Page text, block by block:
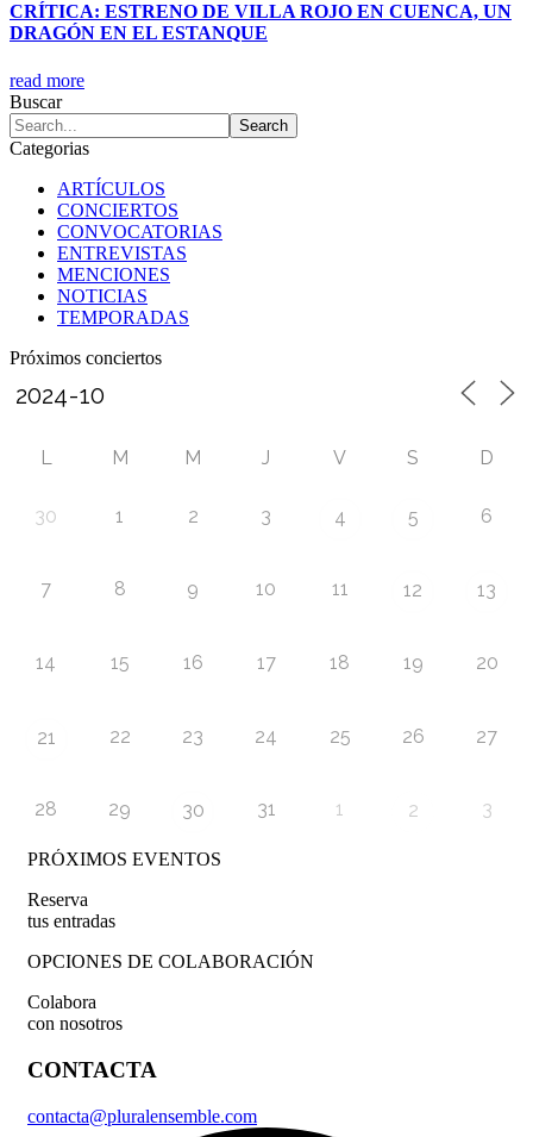
CRÍTICA: ESTRENO DE VILLA ROJO EN CUENCA, UN
DRAGÓN EN EL ESTANQUE
read more
Buscar
Categorias
ARTÍCULOS
CONCIERTOS
CONVOCATORIAS
ENTREVISTAS
MENCIONES
NOTICIAS
TEMPORADAS
Próximos conciertos
L M M J V S D
30 1 2 3 4 5 6
7 8 9 10 11 12 13
14 15 16 17 18 19 20
21 22 23 24 25 26 27
28 29 30 31 1 2 3
PRÓXIMOS EVENTOS
Reserva
tus entradas
OPCIONES DE COLABORACIÓN
Colabora
con nosotros
CONTACTA
contacta@pluralensemble.com